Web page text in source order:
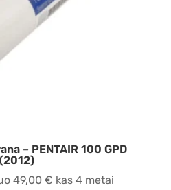
– PENTAIR 100 GPD
(2012)
49,00 € kas 4 metai